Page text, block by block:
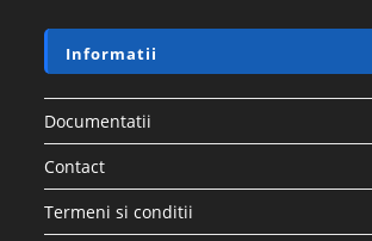
Informatii
Documentatii
Contact
Termeni si conditii